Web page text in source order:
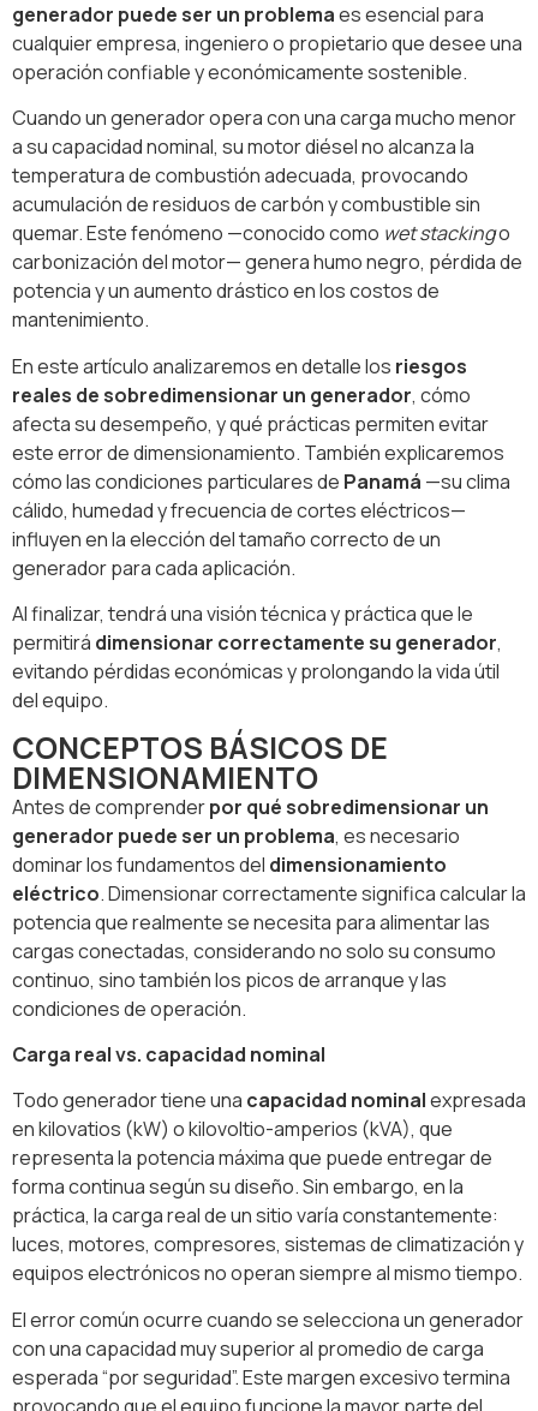
generador puede ser un problemaes esencial para
cualquier empresa, ingeniero o propietario que desee una
operación confiable y económicamente sostenible.
Cuando un generador opera con una carga mucho menor
a su capacidad nominal, su motor diésel no alcanza la
temperatura de combustión adecuada, provocando
acumulación de residuos de carbón y combustible sin
quemar. Este fenómeno —conocido como wet stackingo
carbonización del motor— genera humo negro, pérdida de
potencia y un aumento drástico en los costos de
mantenimiento.
En este artículo analizaremos en detalle los riesgos
reales de sobredimensionar un generador, cómo
afecta su desempeño, y qué prácticas permiten evitar
este error de dimensionamiento. También explicaremos
cómo las condiciones particulares de Panamá —su clima
cálido, humedad y frecuencia de cortes eléctricos—
influyen en la elección del tamaño correcto de un
generador para cada aplicación.
Al finalizar, tendrá una visión técnica y práctica que le
permitirá dimensionar correctamente su generador,
evitando pérdidas económicas y prolongando la vida útil
del equipo.
CONCEPTOS BÁSICOS DE
DIMENSIONAMIENTO
Antes de comprenderpor qué sobredimensionar un
generador puede ser un problema, es necesario
dominar los fundamentos del dimensionamiento
eléctrico. Dimensionar correctamente significa calcular la
potencia que realmente se necesita para alimentar las
cargas conectadas, considerando no solo su consumo
continuo, sino también los picos de arranque y las
condiciones de operación.
Carga real vs. capacidad nominal
Todo generador tiene una capacidad nominalexpresada
en kilovatios (kW) o kilovoltio-amperios (kVA), que
representa la potencia máxima que puede entregar de
forma continua según su diseño. Sin embargo, en la
práctica, la carga real de un sitio varía constantemente:
luces, motores, compresores, sistemas de climatización y
equipos electrónicos no operan siempre al mismo tiempo.
El error común ocurre cuando se selecciona un generador
con una capacidad muy superior al promedio de carga
esperada “por seguridad”. Este margen excesivo termina